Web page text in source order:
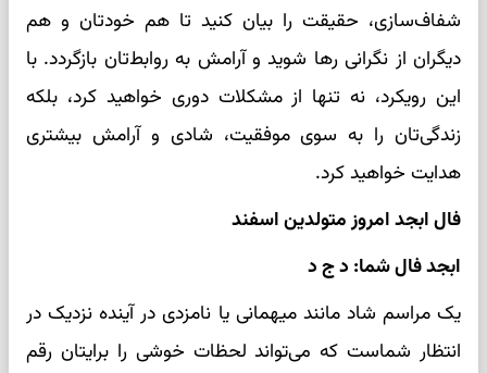
شفاف‌سازی، حقیقت را بیان کنید تا هم خودتان و هم
دیگران از نگرانی رها شوید و آرامش به روابط‌تان بازگردد. با
این رویکرد، نه تنها از مشکلات دوری خواهید کرد، بلکه
زندگی‌تان را به سوی موفقیت، شادی و آرامش بیشتری
هدایت خواهید کرد.
فال ابجد امروز متولدین اسفند
ابجد فال شما: د ج د
یک مراسم شاد مانند میهمانی یا نامزدی در آینده نزدیک در
انتظار شماست که می‌تواند لحظات خوشی را برایتان رقم